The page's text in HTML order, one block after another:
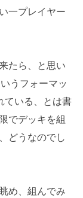
一プレイヤー
たら、と思い
うフォーマッ
ている、とは書
でデッキを組
どうなのでし
め、組んでみ